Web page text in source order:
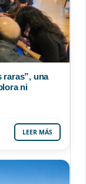
raras”, una
ni
LEER MÁS